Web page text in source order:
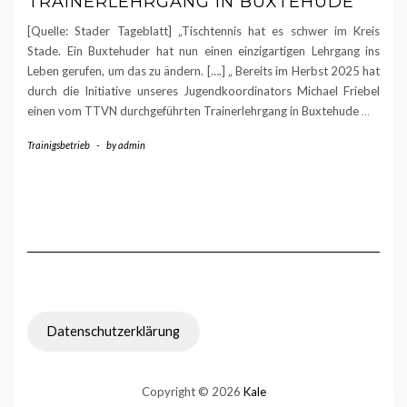
[Quelle: Stader Tageblatt] „Tischtennis hat es schwer im Kreis
Stade. Ein Buxtehuder hat nun einen einzigartigen Lehrgang ins
Leben gerufen, um das zu ändern. [….] „ Bereits im Herbst 2025 hat
durch die Initiative unseres Jugendkoordinators Michael Friebel
einen vom TTVN durchgeführten Trainerlehrgang in Buxtehude…
Trainigsbetrieb - byadmin
Datenschutzerklärung
Copyright © 2026 Kale